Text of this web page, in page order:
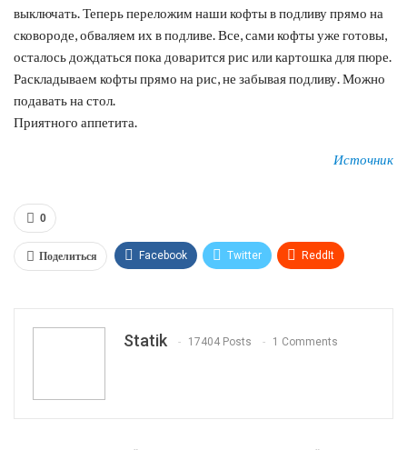
выключать. Теперь переложим наши кофты в подливу прямо на
сковороде, обваляем их в подливе. Все, сами кофты уже готовы,
осталось дождаться пока доварится рис или картошка для пюре.
Раскладываем кофты прямо на рис, не забывая подливу. Можно
подавать на стол.
Приятного аппетита.
Источник
0
Поделиться Facebook Twitter ReddIt
Statik 17404 Posts 1 Comments